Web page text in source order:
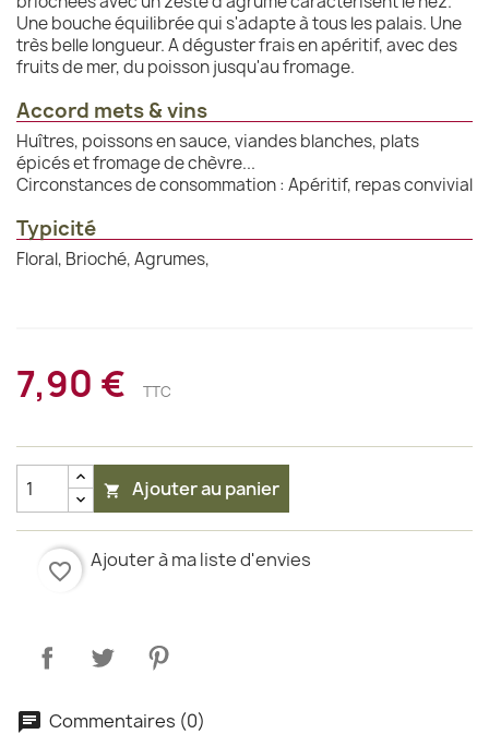
Une bouche équilibrée qui s'adapte à tous les palais. Une
très belle longueur. A déguster frais en apéritif, avec des
fruits de mer, du poisson jusqu'au fromage.
Accord mets & vins
Huîtres, poissons en sauce, viandes blanches, plats
épicés et fromage de chèvre...
Circonstances de consommation : Apéritif, repas convivial
Typicité
Floral, Brioché, Agrumes,
7,90 € TTC
 Ajouter au panier
favorite_border Ajouter à ma liste d'envies
Commentaires (0)